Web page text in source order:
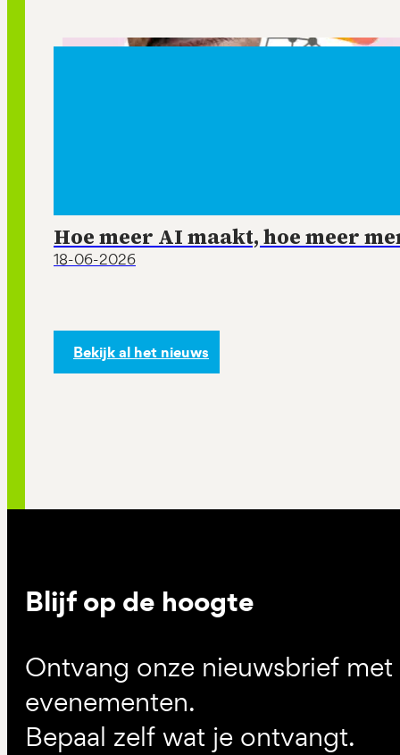
Hoe meer AI maakt, hoe meer
18-06-2026
Bekijk al het nieuws
Blijf op de hoogte
Ontvang onze nieuwsbrief
evenementen.
Bepaal zelf wat je ontvangt.